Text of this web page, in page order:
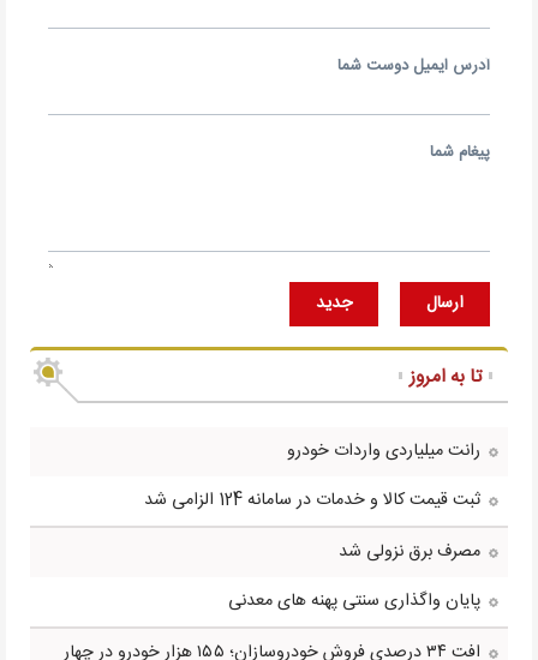
آدرس ايميل دوست شما
پيغام شما
ارسال جديد
تا به امروز
رانت میلیاردی واردات خودرو
ثبت قیمت کالا و خدمات در سامانه 124 الزامی شد
مصرف برق نزولی شد
پایان واگذاری سنتی پهنه های معدنی
افت ۳۴ درصدی فروش خودروسازان؛ ۱۵۵ هزار خودرو در چهار